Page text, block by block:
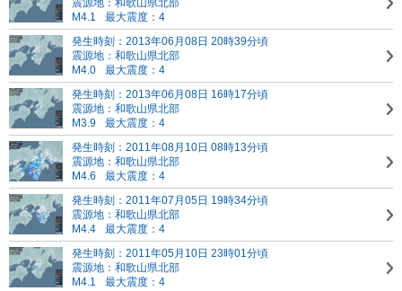
震源地：和歌山県北部
M4.1
最大震度：4
発生時刻：2013年06月08日 20時39分頃
震源地：和歌山県北部
M4.0
最大震度：4
発生時刻：2013年06月08日 16時17分頃
震源地：和歌山県北部
M3.9
最大震度：4
発生時刻：2011年08月10日 08時13分頃
震源地：和歌山県北部
M4.6
最大震度：4
発生時刻：2011年07月05日 19時34分頃
震源地：和歌山県北部
M4.4
最大震度：4
発生時刻：2011年05月10日 23時01分頃
震源地：和歌山県北部
M4.1
最大震度：4